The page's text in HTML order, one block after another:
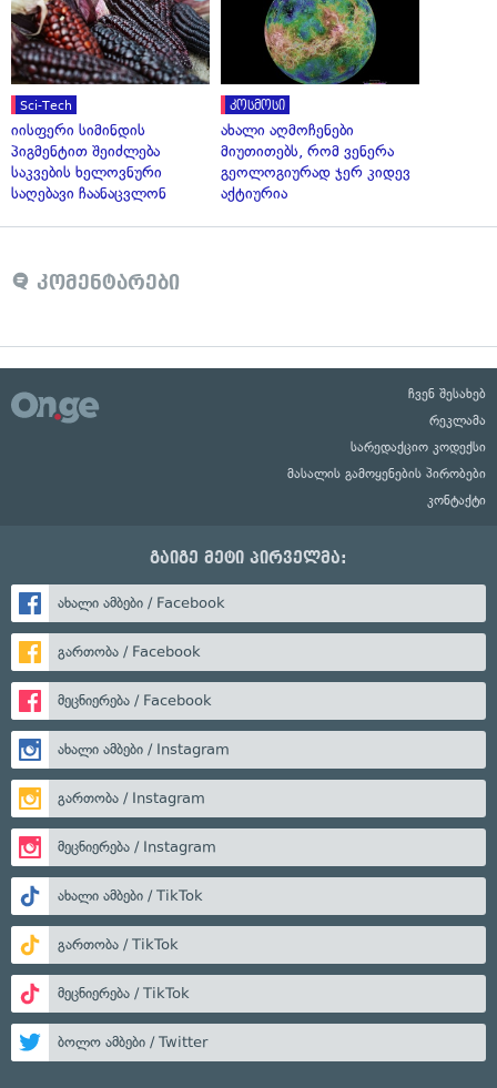
Sci-Tech
იისფერი სიმინდის
პიგმენტით შეიძლება
საკვების ხელოვნური
საღებავი ჩაანაცვლონ
კოსმოსი
ახალი აღმოჩენები
მიუთითებს, რომ ვენერა
გეოლოგიურად ჯერ კიდევ
აქტიურია
კომენტარები
ჩვენ შესახებ
რეკლამა
სარედაქციო კოდექსი
მასალის გამოყენების პირობები
კონტაქტი
გაიგე მეტი პირველმა:
ახალი ამბები / Facebook
გართობა / Facebook
მეცნიერება / Facebook
ახალი ამბები / Instagram
გართობა / Instagram
მეცნიერება / Instagram
ახალი ამბები / TikTok
გართობა / TikTok
მეცნიერება / TikTok
ბოლო ამბები / Twitter